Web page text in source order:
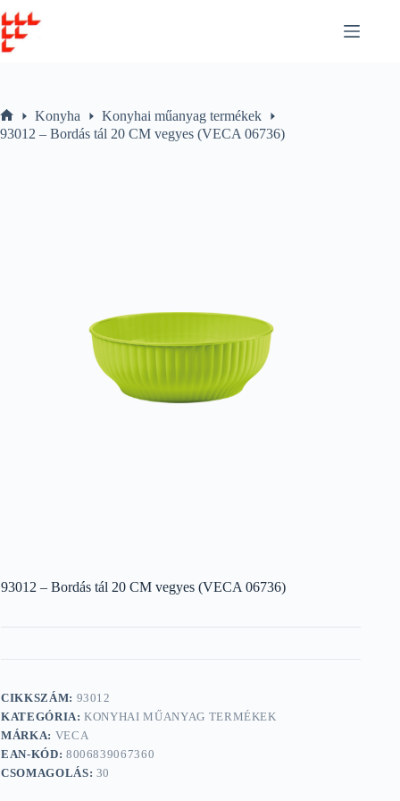
to
content
Home
Konyha
Konyhai műanyag termékek
93012 – Bordás tál 20 CM vegyes (VECA 06736)
93012 – Bordás tál 20 CM vegyes (VECA 06736)
CIKKSZÁM: 93012
KATEGÓRIA:KONYHAI MŰANYAG TERMÉKEK
MÁRKA: VECA
EAN-KÓD: 8006839067360
CSOMAGOLÁS: 30